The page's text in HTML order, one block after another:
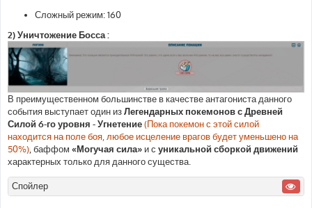
Сложный режим: 160
2) Уничтожение Босса :
В преимущественном большинстве в качестве антагониста данного
события выступает один изЛегендарных покемонов с Древней
Силой 6-го уровня - Угнетение(Пока покемон с этой силой
находится на поле боя, любое исцеление врагов будет уменьшено на
50%) , баффом «Могучая сила» и с уникальной сборкой движений
характерных только для данного существа.
Спойлер